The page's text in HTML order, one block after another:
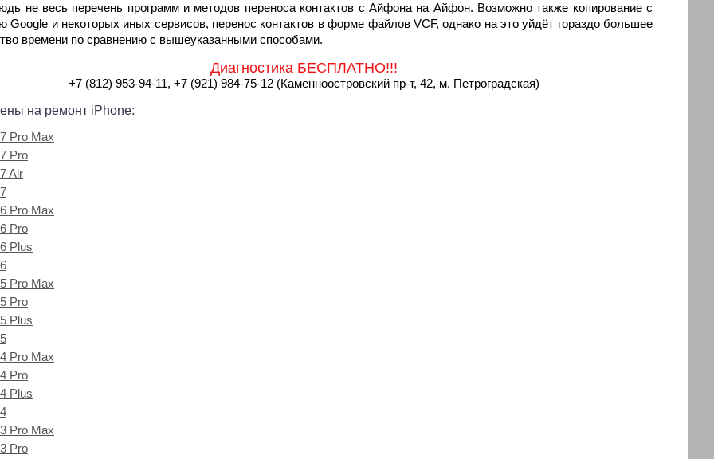
не весь перечень программ и методов переноса контактов с Айфона на Айфон. Возможно также копирование с
Google и некоторых иных сервисов, перенос контактов в форме файлов VCF, однако на это уйдёт гораздо большее
времени по сравнению с вышеуказанными способами.
Диагностика БЕСПЛАТНО!!!
+7 (812) 953-94-11, +7 (921) 984-75-12 (Каменноостровский пр-т, 42, м. Петроградская)
на ремонт iPhone:
Pro Max
Pro
Air
Pro Max
Pro
Plus
Pro Max
Pro
Plus
Pro Max
Pro
Plus
Pro Max
Pro